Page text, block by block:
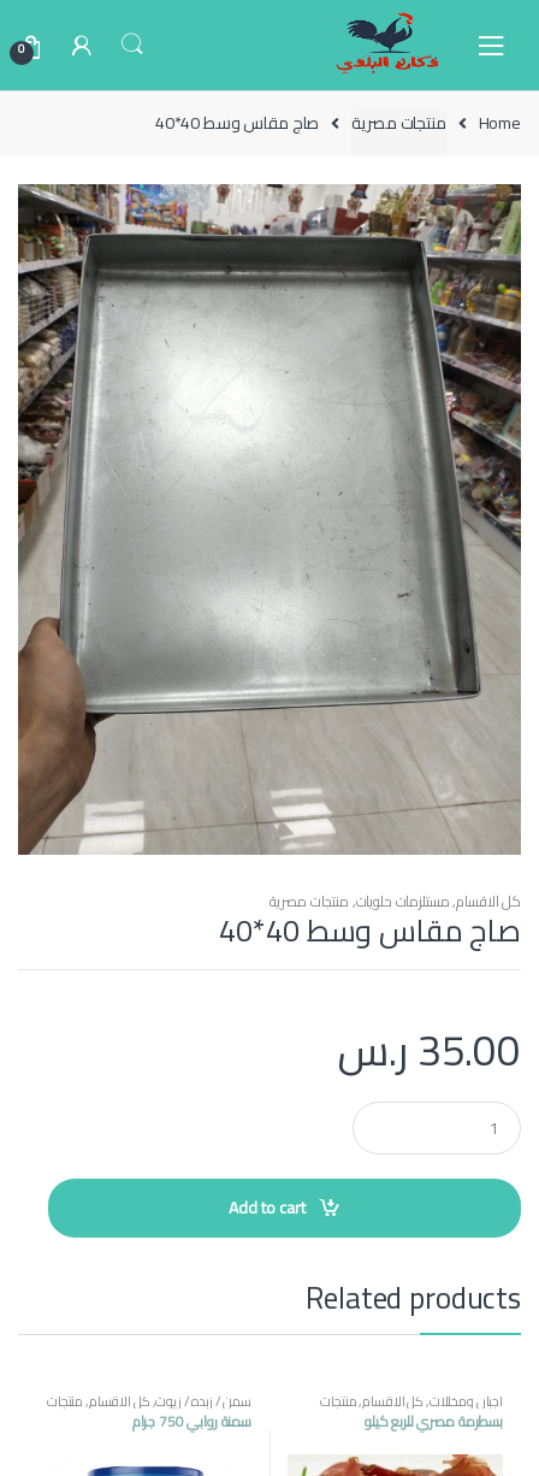
0
Home منتجات مصرية صاج مقاس وسط 40*40
كل الاقسام,مستلزمات حلويات,منتجات مصرية
صاج مقاس وسط 40*40
35.00ر.س
Q
u
a
t
i
Add to cart
Related products
اجبان ومخللات,كل الاقسام,منتجات
مصرية
بسطرمة مصري للربع كيلو
سمن / زبده / زيوت,كل الاقسام,منتجات
مصرية
سمنة روابي 750 جرام